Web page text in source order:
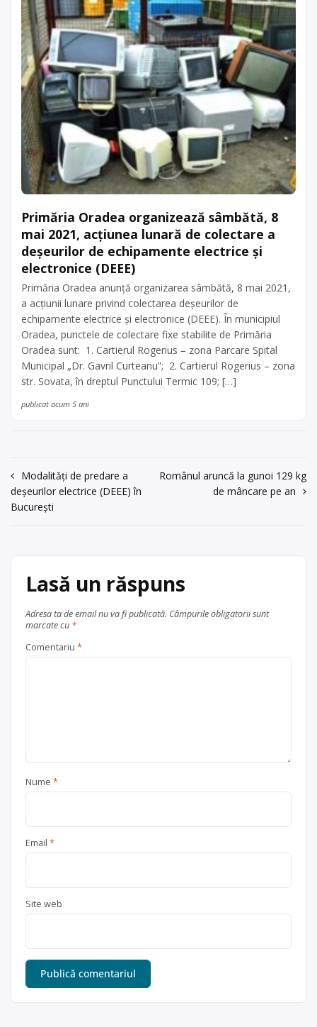
Primăria Oradea organizează sâmbătă, 8
mai 2021, acțiunea lunară de colectare a
deşeurilor de echipamente electrice şi
electronice (DEEE)
Primăria Oradea anunţă organizarea sâmbătă, 8 mai 2021,
a acţiunii lunare privind colectarea deşeurilor de
echipamente electrice şi electronice (DEEE). În municipiul
Oradea, punctele de colectare fixe stabilite de Primăria
Oradea sunt: 1. Cartierul Rogerius – zona Parcare Spital
Municipal „Dr. Gavril Curteanu”; 2. Cartierul Rogerius – zona
str. Sovata, în dreptul Punctului Termic 109; […]
publicat acum 5 ani
Navigare
în
Modalități de predare a
deșeurilor electrice (DEEE) în
București
Românul aruncă la gunoi 129 kg
de mâncare pe an
Lasă un răspuns
Adresa ta de email nu va fi publicată. Câmpurile obligatorii sunt
marcate cu *
Comentariu *
Nume *
Email *
Site web